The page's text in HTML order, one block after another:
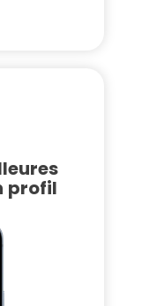
profil